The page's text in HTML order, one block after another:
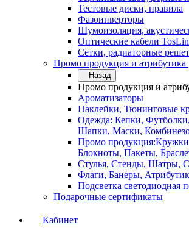
Тестовые диски, правила
Фазоинверторы
Шумоизоляция,
Оптические кабели
Сетки, радиаторные
Промо продукция и атрибутика
Назад
Промо продукция и
Ароматизаторы
Наклейки, Тюнинговые
Одежда: Кепки,
Шапки, Маски,
Промо
Блокноты, Пакеты,
Стулья, Стенды, Шатры,
Флаги, Банеры,
Подсветка светодиодная
Подарочные сертификаты
Кабинет